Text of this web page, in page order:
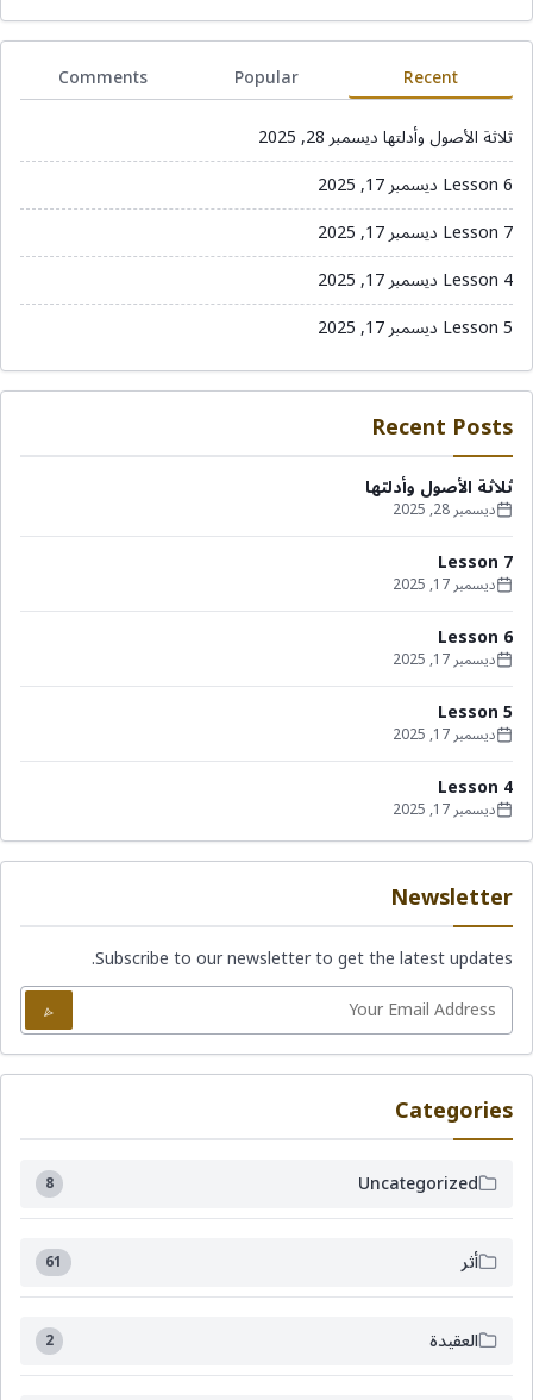
Recent
Popular
Comments
ثلاثة الأصول وأدلتهاديسمبر 28, 2025
Lesson 6 ديسمبر 17, 2025
Lesson 7 ديسمبر 17, 2025
Lesson 4 ديسمبر 17, 2025
Lesson 5 ديسمبر 17, 2025
Recent Posts
ثلاثة الأصول وأدلتها
ديسمبر 28, 2025
Lesson 7
ديسمبر 17, 2025
Lesson 6
ديسمبر 17, 2025
Lesson 5
ديسمبر 17, 2025
Lesson 4
ديسمبر 17, 2025
Newsletter
Subscribe to our newsletter to get the latest updates.
Categories
Uncategorized
8
أثر 61
العقيدة 2